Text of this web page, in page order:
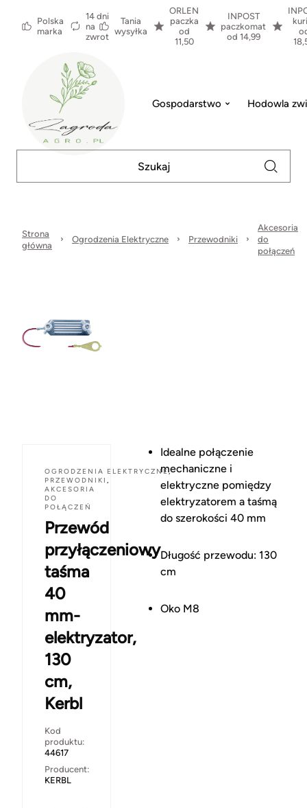
Polska
marka
14 dni
na
zwrot
Tania
wysyłka
ORLEN
paczka
od
11,50
INPOST
paczkomat
od 14,99
Gospodarstwo Hodowla
Strona
główna
Ogrodzenia Elektryczne Przewodniki
Akcesoria
do
połączeń
OGRODZENIA ELEKTRYCZNE,
PRZEWODNIKI ,
AKCESORIA
DO
POŁĄCZEŃ
Przewód
przyłączeniowy
taśma
40
mm-
elektryzator,
130
cm,
Kerbl
Kod
produktu:
44617
Producent:
KERBL
Idealne połączenie
mechaniczne i
elektryczne pomiędzy
elektryzatorem a taśmą
do szerokości 40 mm
Długość przewodu: 130
cm
Oko M8